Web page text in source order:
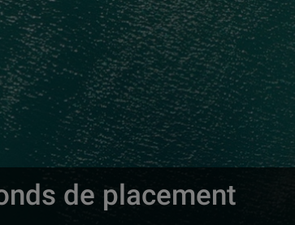
de placement